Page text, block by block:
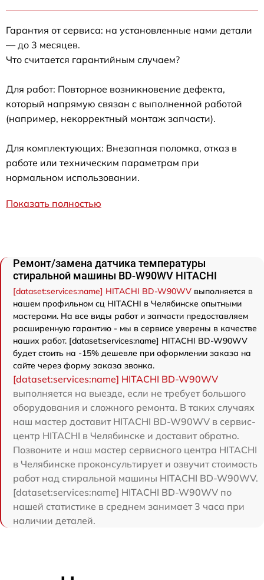
Гарантия от сервиса: на установленные нами детали
— до 3 месяцев.
Что считается гарантийным случаем?
Для работ: Повторное возникновение дефекта,
который напрямую связан с выполненной работой
(например, некорректный монтаж запчасти).
Для комплектующих: Внезапная поломка, отказ в
работе или техническим параметрам при
нормальном использовании.
Показать полностью
Ремонт/замена датчика температуры
стиральной машины BD-W90WV HITACHI
[dataset:services:name] HITACHI BD-W90WV выполняется в
нашем профильном сц HITACHI в Челябинске опытными
мастерами. На все виды работ и запчасти предоставляем
расширенную гарантию - мы в сервисе уверены в качестве
наших работ. [dataset:services:name] HITACHI BD-W90WV
будет стоить на -15% дешевле при оформлении заказа на
сайте через форму заказа звонка.
[dataset:services:name] HITACHI BD-W90WV
выполняется на выезде, если не требует большого
оборудования и сложного ремонта. В таких случаях
наш мастер доставит HITACHI BD-W90WV в сервис-
центр HITACHI в Челябинске и доставит обратно.
Позвоните и наш мастер сервисного центра HITACHI
в Челябинске проконсультирует и озвучит стоимость
работ над стиральной машины HITACHI BD-W90WV.
[dataset:services:name] HITACHI BD-W90WV по
нашей статистике в среднем занимает 3 часа при
наличии деталей.